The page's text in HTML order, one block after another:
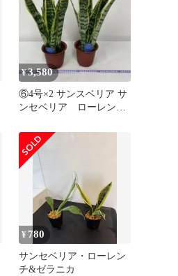
¥3,580
⑥4号×2 サンスベリア サ
ンセベリア ローレンテ
物 室内
¥ 780
サンセベリア・ローレン
チ&ゼラニカ